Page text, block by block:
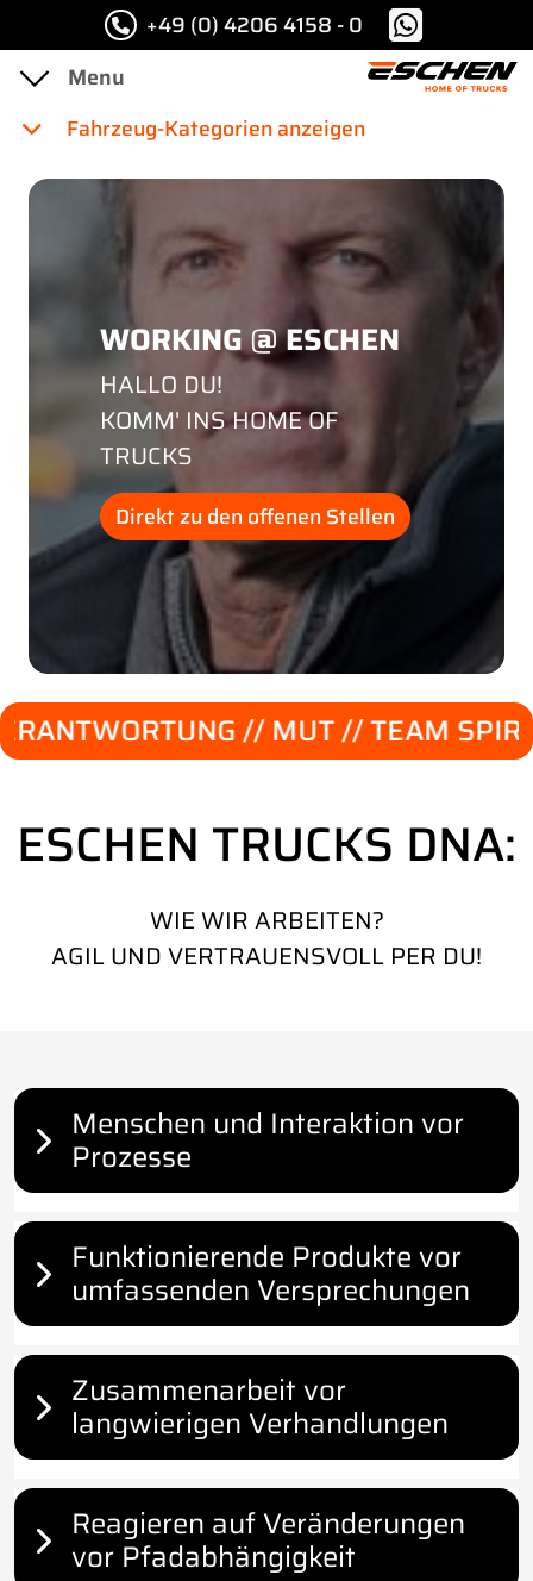
+49 (0) 4206 4158 - 0
Fahrzeug-Kategorien anzeigen
WORKING @ ESCHEN
HALLO DU!
KOMM' INS HOME OF
TRUCKS
Direkt zu den offenen Stellen
// MUT // TEAM SPIRIT //
ESCHEN TRUCKS DNA:
WIE WIR ARBEITEN?
AGIL UND VERTRAUENSVOLL PER DU!
Menschen und Interaktion vor
Prozesse
Funktionierende Produkte vor
umfassenden Versprechungen
Zusammenarbeit vor
langwierigen Verhandlungen
Reagieren auf Veränderungen
vor Pfadabhängigkeit